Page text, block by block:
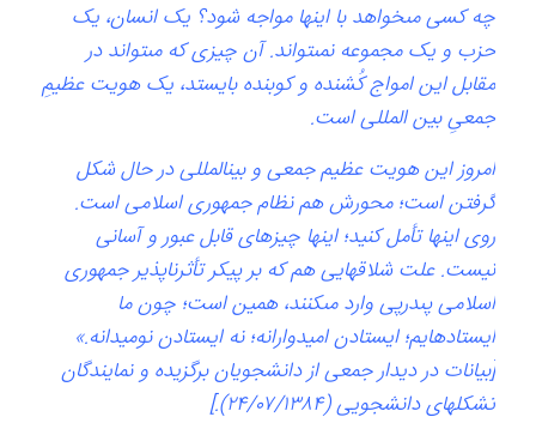
چه کسی مى‏خواهد با اين‏ها مواجه شود؟ يک انسان، يک
حزب و يک مجموعه نمى‏تواند. آن چيزى كه مى‏تواند در
مقابل اين امواج كُشنده و كوبنده بايستد، يک هويت عظيمِ
جمعىِ بين‏ المللى است.
امروز اين هويت عظيم جمعى و بين‏المللى در حال شكل
گرفتن است؛ محورش هم نظام جمهورى اسلامى است.
روى اين‏ها تأمل كنيد؛ اين‏ها چيزهاى قابل عبور و آسانی
نيست. علت شلاق‏هايى هم كه بر پيكر تأثرناپذير جمهورى
اسلامى پى‏درپى وارد مى‏كنند، همين است؛ چون ما
ايستاده‏ايم؛ ايستادن اميدوارانه؛ نه ايستادن نوميدانه.»
[بيانات در ديدار جمعى از دانشجويان برگزيده و نمايندگان
تشكل‏هاى دانشجويى (۲۴/۰۷/۱۳۸۴).]